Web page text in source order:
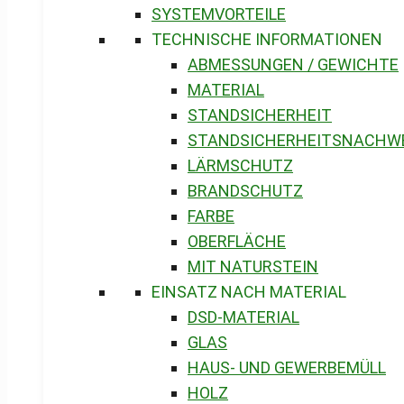
SYSTEMVORTEILE
TECHNISCHE INFORMATIONEN
ABMESSUNGEN / GEWICHTE
MATERIAL
STANDSICHERHEIT
LÄRMSCHUTZ
BRANDSCHUTZ
FARBE
OBERFLÄCHE
MIT NATURSTEIN
EINSATZ NACH MATERIAL
DSD-MATERIAL
GLAS
HAUS- UND GEWERBEMÜLL
HOLZ